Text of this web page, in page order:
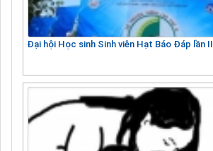
Đại hội Học sinh Sinh viên Hạt Báo Đáp lần II